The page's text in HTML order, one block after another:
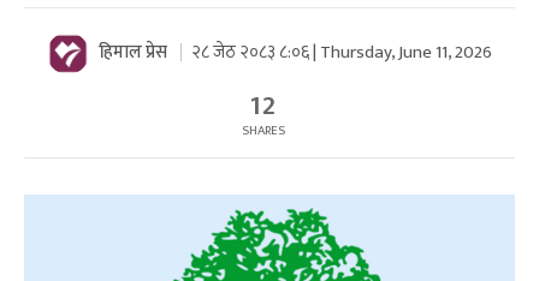
हिमाल प्रेस २८ जेठ २०८३ ८:०६ | Thursday, June 11, 2026
12
SHARES